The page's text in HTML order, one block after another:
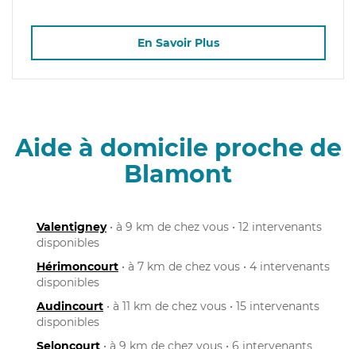
En Savoir Plus
Aide à domicile proche de
Blamont
Valentigney• à 9 km de chez vous • 12 intervenants
disponibles
Hérimoncourt • à 7 km de chez vous • 4 intervenants
disponibles
Audincourt • à 11 km de chez vous • 15 intervenants
disponibles
Seloncourt • à 9 km de chez vous • 6 intervenants